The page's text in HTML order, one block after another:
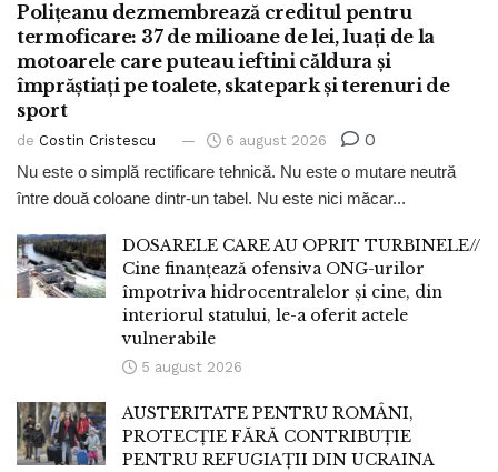
Polițeanu dezmembrează creditul pentru
termoficare: 37 de milioane de lei, luați de la
motoarele care puteau ieftini căldura și
împrăștiați pe toalete, skatepark și terenuri de
sport
de Costin Cristescu 6 august 2026 0
Nu este o simplă rectificare tehnică. Nu este o mutare neutră
între două coloane dintr-un tabel. Nu este nici măcar...
DOSARELE CARE AU OPRIT TURBINELE//
Cine finanțează ofensiva ONG-urilor
împotriva hidrocentralelor și cine, din
interiorul statului, le-a oferit actele
vulnerabile
5 august 2026
AUSTERITATE PENTRU ROMÂNI,
PROTECȚIE FĂRĂ CONTRIBUȚIE
PENTRU REFUGIAȚII DIN UCRAINA